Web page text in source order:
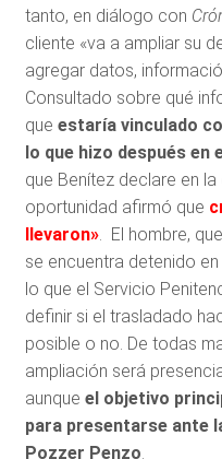
tanto, en diálogo con
cliente «va a ampliar su
agregar datos,
Consultado sobre qué
que estaría vinculado
lo que hizo después en
que Benítez declare en
oportunidad afirmó que
llevaron». El hombre,
se encuentra detenido
lo que el Servicio
definir si el trasladado
posible o no. De todas
ampliación será
aunque el objetivo
para presentarse ante
Pozzer Penzo